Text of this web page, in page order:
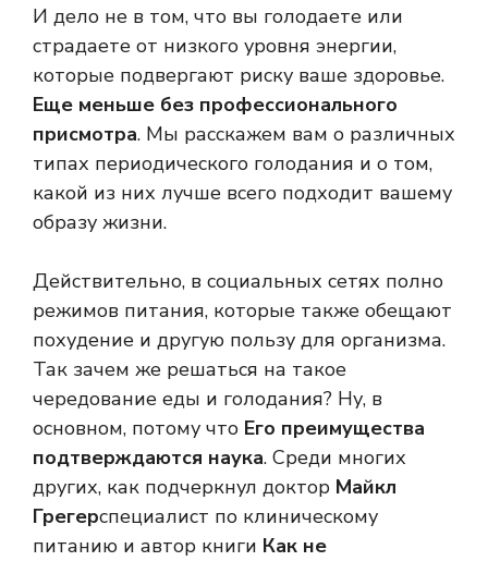
И дело не в том, что вы голодаете или
страдаете от низкого уровня энергии,
которые подвергают риску ваше здоровье.
Еще меньше без профессионального
присмотра. Мы расскажем вам о различных
типах периодического голодания и о том,
какой из них лучше всего подходит вашему
образу жизни.
Действительно, в социальных сетях полно
режимов питания, которые также обещают
похудение и другую пользу для организма.
Так зачем же решаться на такое
чередование еды и голодания? Ну, в
основном, потому что Его преимущества
подтверждаются наука. Среди многих
других, как подчеркнул доктор Майкл
Грегерспециалист по клиническому
питанию и автор книги Как не